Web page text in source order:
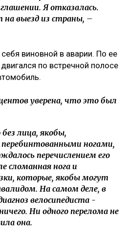
Я отказалась.
выезд из страны, –
виновной в аварии. По ее
по встречной полосе
уверена, что это был
лица, якобы,
перебинтованными ногами,
перечислением его
сломанная нога и
которые, якобы могут
На самом деле, в
велосипедиста -
Ни одного перелома не
она.